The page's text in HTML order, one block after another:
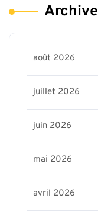
Archive
août 2026
juillet 2026
juin 2026
mai 2026
avril 2026